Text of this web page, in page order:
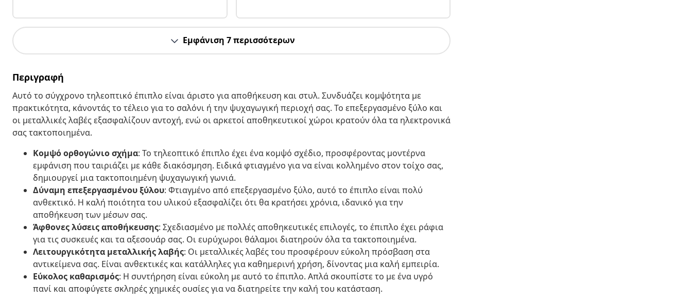
Εμφάνιση 7 περισσότερων
Περιγραφή
Αυτό το σύγχρονο τηλεοπτικό έπιπλο είναι άριστο για αποθήκευση και στυλ. Συνδυάζει κομψότητα με
πρακτικότητα, κάνοντάς το τέλειο για το σαλόνι ή την ψυχαγωγική περιοχή σας. Το επεξεργασμένο ξύλο και
οι μεταλλικές λαβές εξασφαλίζουν αντοχή, ενώ οι αρκετοί αποθηκευτικοί χώροι κρατούν όλα τα ηλεκτρονικά
σας τακτοποιημένα.
Κομψό ορθογώνιο σχήμα: Το τηλεοπτικό έπιπλο έχει ένα κομψό σχέδιο, προσφέροντας μοντέρνα
εμφάνιση που ταιριάζει με κάθε διακόσμηση. Ειδικά φτιαγμένο για να είναι κολλημένο στον τοίχο σας,
δημιουργεί μια τακτοποιημένη ψυχαγωγική γωνιά.
Δύναμη επεξεργασμένου ξύλου: Φτιαγμένο από επεξεργασμένο ξύλο, αυτό το έπιπλο είναι πολύ
ανθεκτικό. Η καλή ποιότητα του υλικού εξασφαλίζει ότι θα κρατήσει χρόνια, ιδανικό για την
αποθήκευση των μέσων σας.
Άφθονες λύσεις αποθήκευσης: Σχεδιασμένο με πολλές αποθηκευτικές επιλογές, το έπιπλο έχει ράφια
για τις συσκευές και τα αξεσουάρ σας. Οι ευρύχωροι θάλαμοι διατηρούν όλα τα τακτοποιημένα.
Λειτουργικότητα μεταλλικής λαβής: Οι μεταλλικές λαβές του προσφέρουν εύκολη πρόσβαση στα
αντικείμενα σας. Είναι ανθεκτικές και κατάλληλες για καθημερινή χρήση, δίνοντας μια καλή εμπειρία.
Εύκολος καθαρισμός: Η συντήρηση είναι εύκολη με αυτό το έπιπλο. Απλά σκουπίστε το με ένα υγρό
πανί και αποφύγετε σκληρές χημικές ουσίες για να διατηρείτε την καλή του κατάσταση.